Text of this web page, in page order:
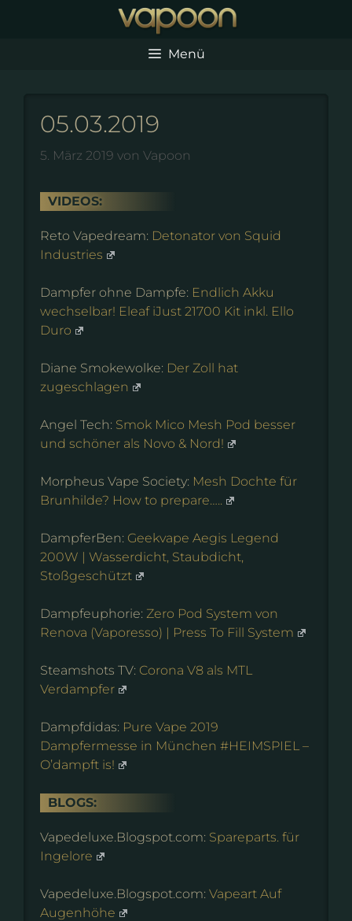
Menü
05.03.2019
5. März 2019 von Vapoon
VIDEOS:
Reto Vapedream: Detonator von Squid
Industries
Dampfer ohne Dampfe: Endlich Akku
wechselbar! Eleaf iJust 21700 Kit inkl. Ello
Duro
Diane Smokewolke: Der Zoll hat
zugeschlagen
Angel Tech: Smok Mico Mesh Pod besser
und schöner als Novo & Nord!
Morpheus Vape Society: Mesh Dochte für
Brunhilde? How to prepare…..
DampferBen: Geekvape Aegis Legend
200W | Wasserdicht, Staubdicht,
Stoßgeschützt
Dampfeuphorie: Zero Pod System von
Renova (Vaporesso) | Press To Fill System
Steamshots TV: Corona V8 als MTL
Verdampfer
Dampfdidas: Pure Vape 2019
Dampfermesse in München #HEIMSPIEL –
O’dampft is!
BLOGS:
Vapedeluxe.Blogspot.com: Spareparts. für
Ingelore
Vapedeluxe.Blogspot.com: Vapeart Auf
Augenhöhe